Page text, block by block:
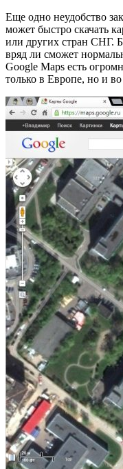
Еще одно неудобство
может быстро скачать
или других стран СНГ.
вряд ли сможет
Google Maps есть
только в Европе, но и